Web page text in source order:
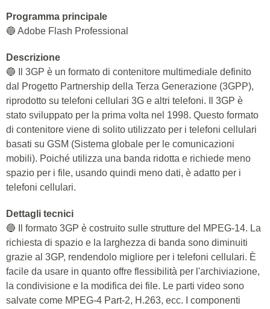
Programma principale
🔵 Adobe Flash Professional
Descrizione
🔵 Il 3GP è un formato di contenitore multimediale definito
dal Progetto Partnership della Terza Generazione (3GPP),
riprodotto su telefoni cellulari 3G e altri telefoni. Il 3GP è
stato sviluppato per la prima volta nel 1998. Questo formato
di contenitore viene di solito utilizzato per i telefoni cellulari
basati su GSM (Sistema globale per le comunicazioni
mobili). Poiché utilizza una banda ridotta e richiede meno
spazio per i file, usando quindi meno dati, è adatto per i
telefoni cellulari.
Dettagli tecnici
🔵 Il formato 3GP è costruito sulle strutture del MPEG-14. La
richiesta di spazio e la larghezza di banda sono diminuiti
grazie al 3GP, rendendolo migliore per i telefoni cellulari. È
facile da usare in quanto offre flessibilità per l'archiviazione,
la condivisione e la modifica dei file. Le parti video sono
salvate come MPEG-4 Part-2, H.263, ecc. I componenti